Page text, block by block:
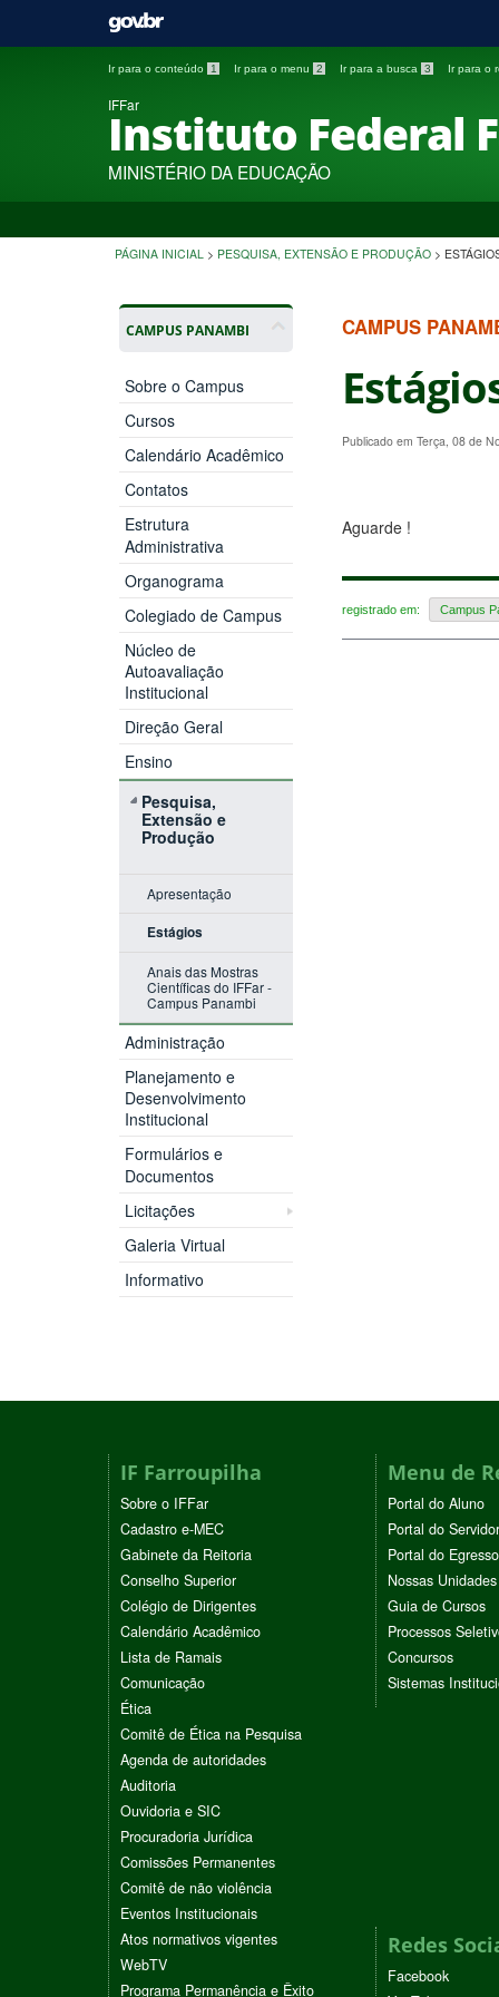
Ir para o conteúdo 1 Ir para o menu 2 Ir para a busca 3 Ir para o
IFFar
Instituto Federal
MINISTÉRIO DA EDUCAÇÃO
PÁGINA INICIAL > PESQUISA, EXTENSÃO E PRODUÇÃO >
CAMPUS PANAMBI
Sobre o Campus
Cursos
Calendário Acadêmico
Contatos
Estrutura
Administrativa
Organograma
Colegiado de Campus
Núcleo de
Autoavaliação
Institucional
Direção Geral
Ensino
Pesquisa,
Extensão e
Produção
Apresentação
Estágios
Anais das Mostras
Científicas do IFFar -
Campus Panambi
Administração
Planejamento e
Desenvolvimento
Institucional
Formulários e
Documentos
Licitações
Galeria Virtual
Informativo
CAMPUS
Publicado em Terça, 08 de
Aguarde !
registrado em: Campus
IF Farroupilha
Sobre o IFFar
Cadastro e-MEC
Gabinete da Reitoria
Conselho Superior
Colégio de Dirigentes
Calendário Acadêmico
Lista de Ramais
Comunicação
Ética
Comitê de Ética na Pesquisa
Agenda de autoridades
Auditoria
Ouvidoria e SIC
Procuradoria Jurídica
Comissões Permanentes
Comitê de não violência
Eventos Institucionais
Atos normativos vigentes
WebTV
Programa Permanência e Êxito
Menu de
Portal do Aluno
Portal do Servidor
Portal do Egresso
Nossas Unidades
Guia de Cursos
Processos
Concursos
Sistemas
Redes
Facebook